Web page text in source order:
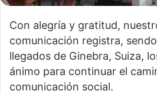
Con alegría y gratitud,
comunicación registra,
llegados de Ginebra, Suiza,
ánimo para continuar el
comunicación social.